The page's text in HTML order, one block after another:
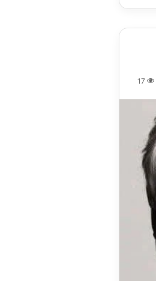
17